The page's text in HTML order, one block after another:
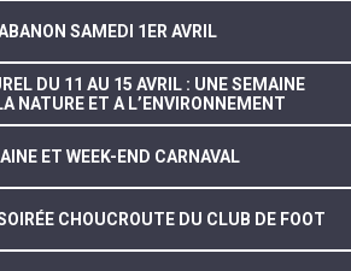
SAMEDI 1ER AVRIL
DU 11 AU 15 AVRIL : UNE SEMAINE
NATURE ET A L’ENVIRONNEMENT
ET WEEK-END CARNAVAL
CHOUCROUTE DU CLUB DE FOOT